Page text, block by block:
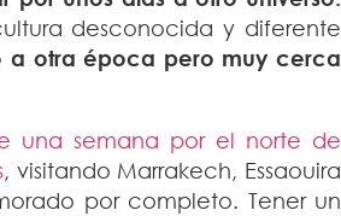
desconocida y diferente
a otra época pero muy cerca
una semana por el norte de
, visitando Marrakech, Essaouira
por completo. Tener un